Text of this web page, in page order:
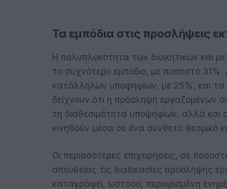
Τα εμπόδια στις προσλήψεις
Η πολυπλοκότητα των διοικητικών και
το συχνότερο εμπόδιο, με ποσοστό
κατάλληλων υποψηφίων, με 25%, και τα
δείχνουν ότι η πρόσληψη εργαζομένων
τη διαθεσιμότητα υποψηφίων, αλλά και
κινηθούν μέσα σε ένα σύνθετο θεσμικό
Οι περισσότερες επιχειρήσεις, σε
απευθείας τις διαδικασίες πρόσληψης
καταγράφει, ωστόσο, περιορισμένη